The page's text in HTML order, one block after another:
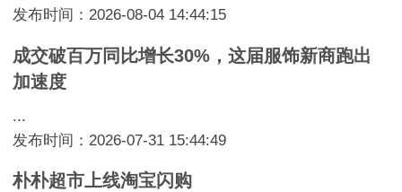
发布时间：2026-08-04 14:44:15
成交破百万同比增长30%，这届服饰新商跑出
加速度
...
发布时间：2026-07-31 15:44:49
朴朴超市上线淘宝闪购